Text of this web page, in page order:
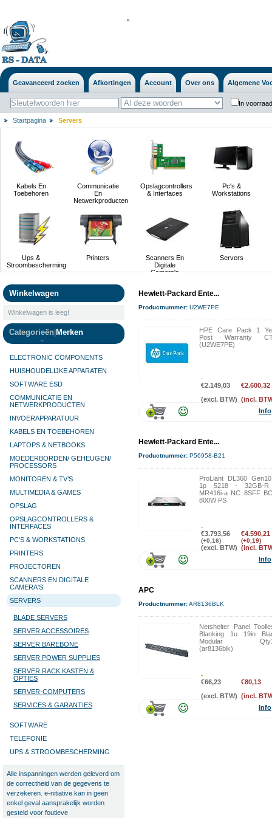
''
Geavanceerd zoeken Afkortingen Account Over ons Algemene
In
Startpagina Servers
Kabels En
Toebehoren
Communicatie
En
Netwerkproducten
Opslagcontrollers
& Interfaces
Pc's &
Workstations
Ups &
Stroombescherming
Printers
Scanners En
Digitale
Camera's
Servers
Winkelwagen
Winkelwagen is leeg!
Categorieën Merken
ELECTRONIC COMPONENTS
HUISHOUDELIJKE APPARATEN
SOFTWARE ESD
COMMUNICATIE EN
NETWERKPRODUCTEN
INVOERAPPARATUUR
KABELS EN TOEBEHOREN
LAPTOPS & NETBOOKS
MOEDERBORDEN/ GEHEUGEN/
PROCESSORS
MONITOREN & TV’S
MULTIMEDIA & GAMES
OPSLAG
OPSLAGCONTROLLERS &
INTERFACES
PC'S & WORKSTATIONS
PRINTERS
PROJECTOREN
SCANNERS EN DIGITALE
CAMERA'S
SERVERS
BLADE SERVERS
SERVER ACCESSOIRES
SERVER BAREBONE
SERVER POWER SUPPLIES
SERVER RACK KASTEN &
OPTIES
SERVER-COMPUTERS
SERVICES & GARANTIES
SOFTWARE
TELEFONIE
UPS & STROOMBESCHERMING
Alle inspanningen werden geleverd om
de correctheid van de gegevens te
verzekeren. e-nitiative kan in geen
enkel geval aansprakelijk worden
gesteld voor foutieve
Hewlett-Packard Ente...
Productnummer: U2WE7PE
HPE Care Pack 1
Post Warranty
(U2WE7PE)
€2.149,03
(excl. BTW)
€2.600,32
(incl.
Info
Hewlett-Packard Ente...
Productnummer: P56958-B21
ProLiant DL360
1p 5218 - 32GB-
MR416i-a NC 8SFF
800W PS
€3.793,56
(+0,16)
(excl. BTW)
€4.590,21
(+0,19)
(incl.
Info
APC
Productnummer:AR8136BLK
Netshelter Panel
Blanking 1u 19in
Modular
(ar8136blk)
€66,23
(excl. BTW)
€80,13
(incl.
Info